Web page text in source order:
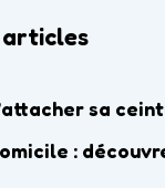
sa
: